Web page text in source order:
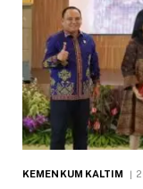
KEMENKUM KALTIM